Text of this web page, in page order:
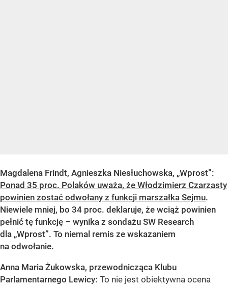
Magdalena Frindt, Agnieszka Niesłuchowska, „Wprost”:
Ponad 35 proc. Polaków uważa, że Włodzimierz Czarzasty
powinien zostać odwołany z funkcji marszałka Sejmu.
Niewiele mniej, bo 34 proc. deklaruje, że wciąż powinien
pełnić tę funkcję – wynika z sondażu SW Research
dla „Wprost”. To niemal remis ze wskazaniem
na odwołanie.
Anna Maria Żukowska, przewodnicząca Klubu
Parlamentarnego Lewicy: To nie jest obiektywna ocena